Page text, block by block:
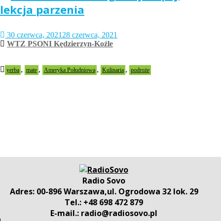
lekcja parzenia
30 czerwca, 2021 28 czerwca, 2021
WTZ PSONI Kędzierzyn-Koźle
yerba , mate , Ameryka Południowa , Kulinaria , podroże
Radio Sovo
Adres: 00-896 Warszawa,ul. Ogrodowa 32 lok. 29
Tel.: +48 698 472 879
E-mail.: radio@radiosovo.pl